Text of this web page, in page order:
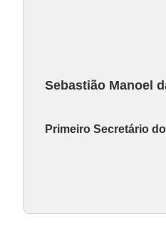
Sebastião Manoel
Primeiro Secretário